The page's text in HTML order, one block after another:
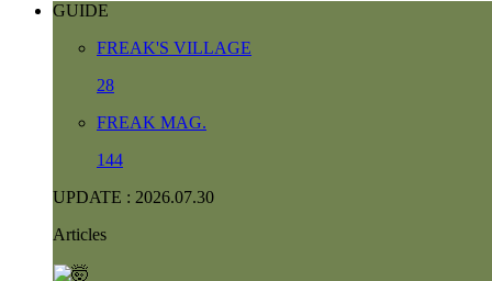
GUIDE
FREAK'S VILLAGE
28
FREAK MAG.
144
UPDATE : 2026.07.30
Articles